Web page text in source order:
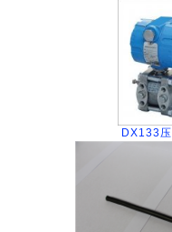
DX133